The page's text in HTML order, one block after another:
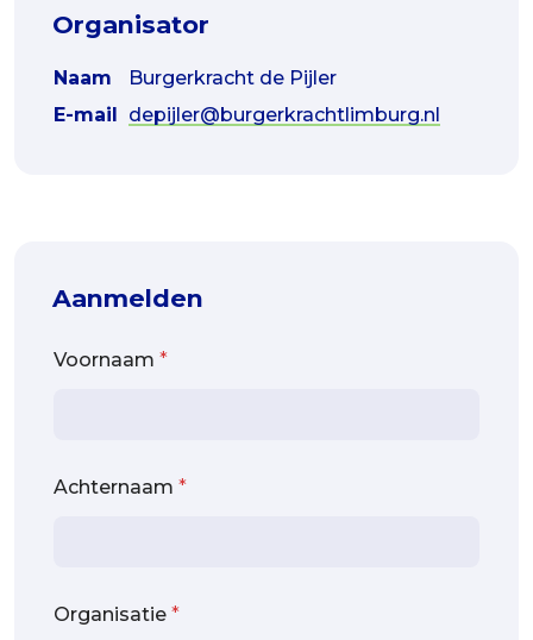
Organisator
Naam
Burgerkracht de Pijler
E-mail depijler@burgerkrachtlimburg.nl
Aanmelden
Voornaam *
P
c
y
Achternaam *
Organisatie *